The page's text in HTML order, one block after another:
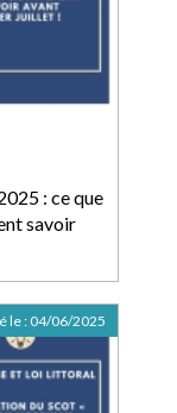
: ce que
savoir
le : 04/06/2025